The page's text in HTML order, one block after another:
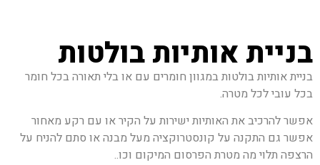
בניית אותיות בולטות
בניית אותיות בולטות במגוון חומרים עם או בלי תאורה בכל חומר
בכל עובי לכל מטרה.
אפשר להרכיב את האותיות ישירות על הקיר או עם רקע מאחור
אפשר גם התקנה על קונסטרוקציה מעל מבנה או סתם להניח על
הרצפה תלוי מה מטרת הפרסום המיקום וכו..